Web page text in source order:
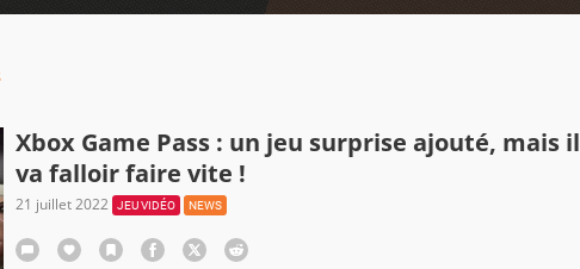
Xbox Game Pass : un jeu surprise ajouté, mais il
va falloir faire vite !
21 juillet 2022 JEU VIDÉO NEWS